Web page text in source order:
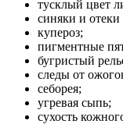
тусклый цвет
синяки и отеки
купероз;
пигментные
бугристый
следы от
себорея;
угревая сыпь;
сухость